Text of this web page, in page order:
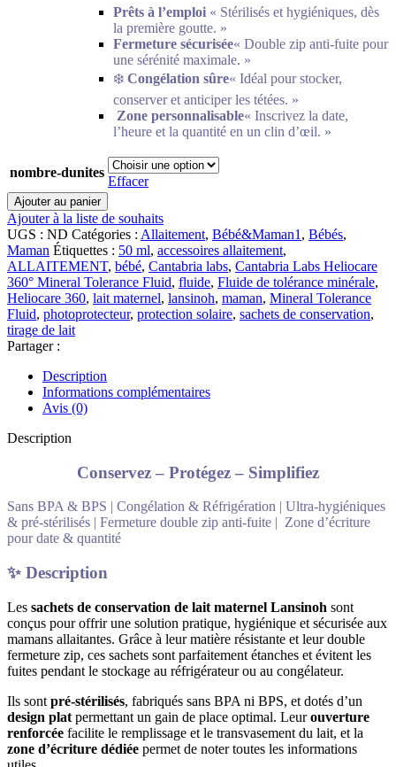
Prêts à l’emploi « Stérilisés et hygiéniques, dès
la première goutte. »
Fermeture sécurisée« Double zip anti-fuite pour
une sérénité maximale. »
❄️ Congélation sûre« Idéal pour stocker,
conserver et anticiper les tétées. »
Zone personnalisable« Inscrivez la date,
l’heure et la quantité en un clin d’œil. »
nombre-dunites
Effacer
quantité
de
Lansinoh
Sachets
de
conservation
de
lait
maternel
Ajouter au panier
Ajouter à la liste de souhaits
UGS : ND Catégories : Allaitement, Bébé&Maman1 , Bébés,
Maman Étiquettes : 50 ml, accessoires allaitement,
ALLAITEMENT, bébé, Cantabria labs, Cantabria Labs Heliocare
360° Mineral Tolerance Fluid, fluide, Fluide de tolérance minérale,
Heliocare 360, lait maternel, lansinoh, maman, Mineral Tolerance
Fluid, photoprotecteur, protection solaire, sachets de conservation,
tirage de lait
Partager :
Description
Informations complémentaires
Avis (0)
Description
Conservez – Protégez – Simplifiez
Sans BPA & BPS | Congélation & Réfrigération | Ultra-hygiéniques
& pré-stérilisés |️ Fermeture double zip anti-fuite | ️ Zone d’écriture
pour date & quantité
✨ Description
Les sachets de conservation de lait maternel Lansinoh sont
conçus pour offrir une solution pratique, hygiénique et sécurisée aux
mamans allaitantes. Grâce à leur matière résistante et leur double
fermeture zip, ces sachets sont parfaitement étanches et évitent les
fuites pendant le stockage au réfrigérateur ou au congélateur.
Ils sont pré-stérilisés, fabriqués sans BPA ni BPS, et dotés d’un
design plat permettant un gain de place optimal. Leurouverture
renforcée facilite le remplissage et le transvasement du lait, et la
zone d’écriture dédiée permet de noter toutes les informations